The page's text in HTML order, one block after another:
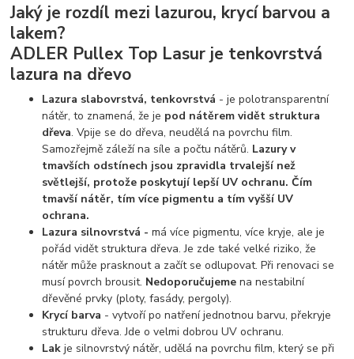
Jaký je rozdíl mezi lazurou, krycí barvou a
lakem?
ADLER Pullex Top Lasur je tenkovrstvá
lazura na dřevo
Lazura slabovrstvá, tenkovrstvá - je polotransparentní
nátěr, to znamená, že je pod nátěrem vidět struktura
dřeva. Vpije se do dřeva, neudělá na povrchu film.
Samozřejmě záleží na síle a počtu nátěrů. Lazury v
tmavších odstínech jsou zpravidla trvalejší než
světlejší, protože poskytují lepší UV ochranu. Čím
tmavší nátěr, tím více pigmentu a tím vyšší UV
ochrana.
Lazura silnovrstvá -má více pigmentu, více kryje, ale je
pořád vidět struktura dřeva. Je zde také velké riziko, že
nátěr může prasknout a začít se odlupovat. Při renovaci se
musí povrch brousit. Nedoporučujeme na nestabilní
dřevěné prvky (ploty, fasády, pergoly).
Krycí barva - vytvoří po natření jednotnou barvu, překryje
strukturu dřeva. Jde o velmi dobrou UV ochranu.
Lakje silnovrstvý nátěr, udělá na povrchu film, který se při